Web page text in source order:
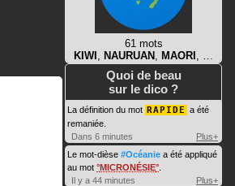
61 mots
KIWI , NAURUAN , MAORI , …
Quoi de beau
sur le dico ?
La définition du mot RAPIDE a été
remaniée.
Dans 6 minutes
Plus+
Le mot-dièse #Océanie a été appliqué
au mot MICRONÉSIE
Il y a 44 minutes
Plus+